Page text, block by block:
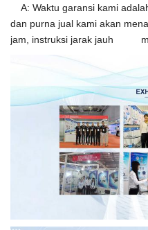
A: Waktu garansi kami
dan purna jual kami akan
jam, instruksi jarak jauh